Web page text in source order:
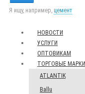
Я ищу, например, цемент
НОВОСТИ
УСЛУГИ
ОПТОВИКАМ
ТОРГОВЫЕ МАРКИ
ATLANTIK
Ballu